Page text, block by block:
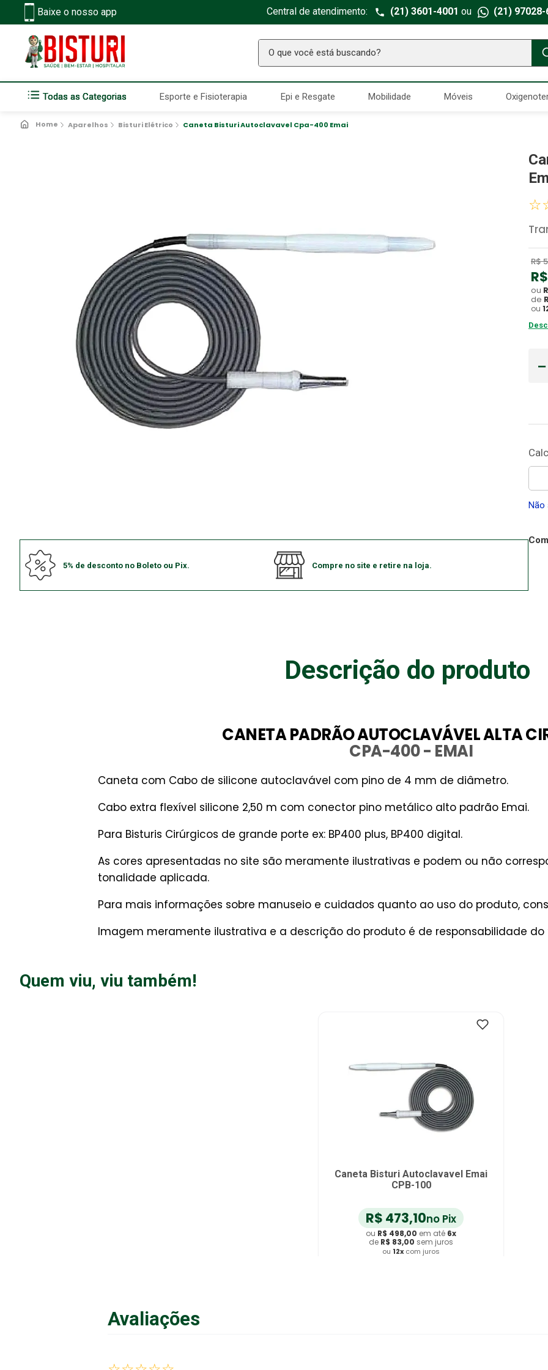
Baixe o nosso app Central de atendimento: (21) 3601-4001 ou (21) 97028-
O que você está buscando?
Todas as Categorias Esporte e Fisioterapia Epi e Resgate Mobilidade Móveis
Aparelhos Bisturi Elétrico Caneta Bisturi Autoclavavel Cpa-400 Emai
5% de desconto no Boleto ou Pix. Compre no site e retire na loja.
☆
R$
R$
ou
de
ou
－
Não
Descrição do produto
CANETA PADRÃO AUTOCLAVÁVEL ALTA
CPA-400 - EMAI
Caneta com Cabo de silicone autoclavável com pino de 4 mm de diâmetro.
Cabo extra flexível silicone 2,50 m com conector pino metálico alto padrão Emai.
Para Bisturis Cirúrgicos de grande porte ex: BP400 plus, BP400 digital.
As cores apresentadas no site são meramente ilustrativas e podem ou não
tonalidade aplicada.
Para mais informações sobre manuseio e cuidados quanto ao uso do produto,
Imagem meramente ilustrativa e a descrição do produto é de responsabilidade
Quem viu, viu também!
Caneta Bisturi Autoclavavel Emai
CPB-100
R$ 473,10no Pix
ou R$ 498,00 em até 6x
de R$ 83,00 sem juros
ou 12x com juros
Avaliações
TERMOS MAIS BUSCADOS
Seringa Insulina
2º Fralda Geriatrica
8º Gaze Esteril